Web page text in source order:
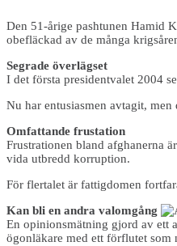
Den 51-årige pashtunen Hamid
obefläckad av de många
Segrade överlägset
I det första presidentvalet 2004
Nu har entusiasmen avtagit,
Omfattande frustation
Frustrationen bland afghanerna
vida utbredd korruption.
För flertalet är fattigdomen
Kan bli en andra valomgång
En opinionsmätning gjord av ett
ögonläkare med ett förflutet